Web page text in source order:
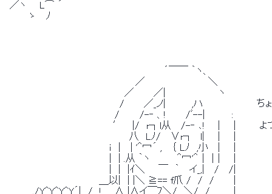
／ヽ 　 L⌒ ´
ゝ 　ﾉ
´￣￣ ｀ヽ、
／　　　　　　　　　 ＼
／　 　 ／|　　　　　　 　 ヽ
/　 　 ／_ノ|　　 　 ,ハ　　　　　　　　ちょっと前
/　　　/-‐ 、!　 　 /ﾞ--|　　 　 :
′　 |/　r┐l从　 /-‐ ､! 　 |　　|　　　 よつばちゃ
八　Lﾉ/　 ∨r┐　l|　　|　　|
ｉ　|　 | '＾冖´ , 　｛ Lﾉ　,小　 |　　|
|　| .从 ｀ヽ　　　　＾冖'＾｜｜|　　|
|　|　|ｲ＼　　￣　｀　 イ_,|　 / 　/|
＿以|　| |＼ ≧== f爪 /　/　/　 　 |
./Y^Y^Y^Y´|　/　! 　 ∧ |∧イ￣ﾌ＼/　＼/　/　　　｜